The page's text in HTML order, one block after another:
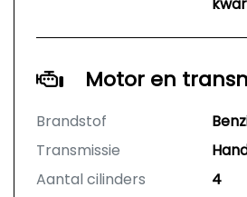
Motor en
Brandstof
Transmissie
Aantal cilinders
4